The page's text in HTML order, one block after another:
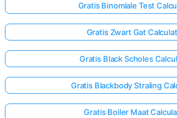
Gratis Binomiale Test
Gratis Zwart Gat
Gratis Black Scholes
Gratis Blackbody Straling
Gratis Boiler Maat